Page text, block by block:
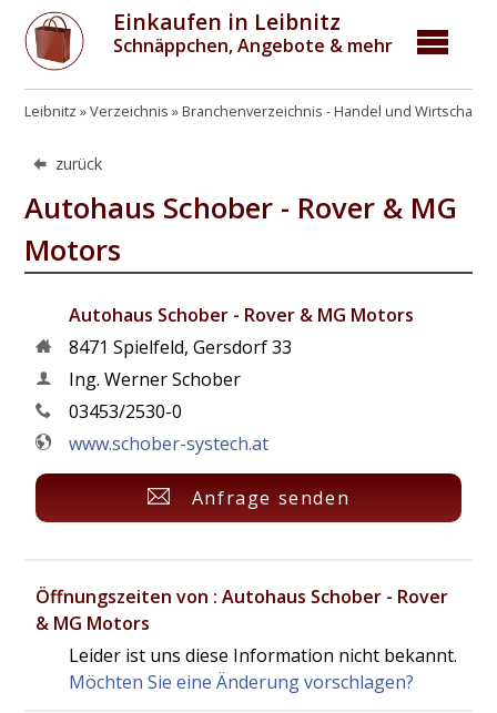
Einkaufen in Leibnitz
Schnäppchen, Angebote & mehr
Leibnitz Verzeichnis Branchenverzeichnis - Handel und Wirtschaft
zurück
Autohaus Schober - Rover & MG
Motors
Autohaus Schober - Rover & MG Motors
8471 Spielfeld,Gersdorf 33
Ing. Werner Schober
03453/2530-0
www.schober-systech.at
Anfrage senden
Öffnungszeiten von : Autohaus Schober - Rover
& MG Motors
Leider ist uns diese Information nicht bekannt.
Möchten Sie eine Änderung vorschlagen?